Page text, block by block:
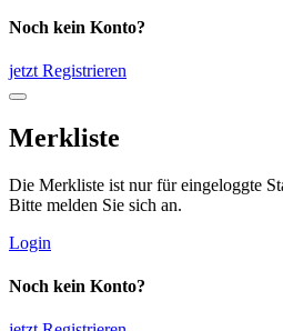
Noch kein Konto?
jetzt Registrieren
Merkliste
Die Merkliste ist nur für eingeloggte
Bitte melden Sie sich an.
Login
Noch kein Konto?